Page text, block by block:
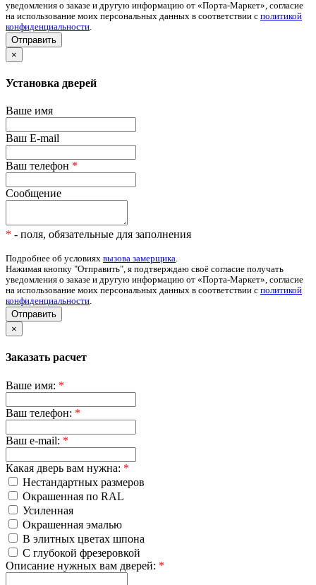
уведомления о заказе и другую информацию от «Порта-Маркет», согласие
на использование моих персональных данных в соответствии с политикой
конфиденциальности
×
Установка дверей
Ваше имя
Ваш E-mail
Ваш телефон *
Сообщение
* - поля, обязательные для заполнения
Подробнее об условиях вызова замерщика.
Нажимая кнопку "Отправить", я подтверждаю своё согласие получать
уведомления о заказе и другую информацию от «Порта-Маркет», согласие
на использование моих персональных данных в соответствии с политикой
конфиденциальности.
Отправить
×
Заказать расчет
Ваше имя: *
Ваш телефон: *
Ваш e-mail: *
Какая дверь вам нужна: *
Нестандартных размеров
Окрашенная по RAL
Усиленная
Окрашенная эмалью
В элитных цветах шпона
С глубокой фрезеровкой
Описание нужных вам дверей: *